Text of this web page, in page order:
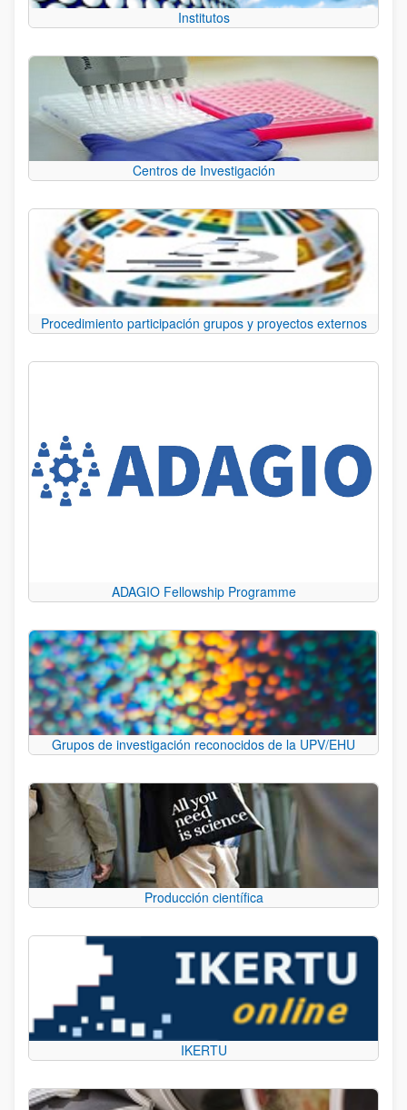
Institutos
Centros de Investigación
Procedimiento participación grupos y proyectos externos
ADAGIO Fellowship Programme
Grupos de investigación reconocidos de la UPV/EHU
Producción científica
IKERTU